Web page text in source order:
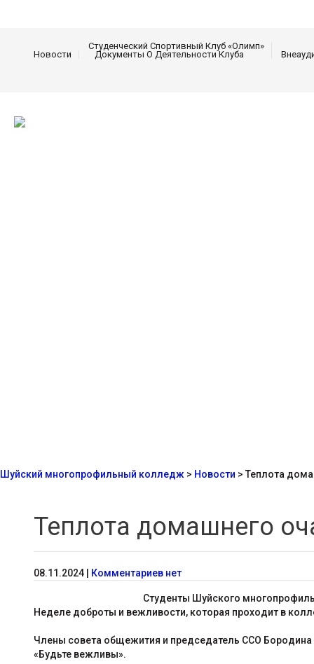
Новости
Студенческий Спортивный Клуб «Олимп»
Документы О Деятельности Клуба
Шуйский многопрофильный колледж > Новости > Теплота
Теплота домашнего
08.11.2024 Комментариев нет
Студенты Шуйского
Неделе доброты и вежливости, которая проходит в
Члены совета общежития и председатель ССО Бородина
«Будьте вежливы».